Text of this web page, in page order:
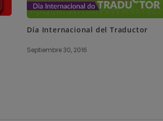
Día Internacional del Traductor
Septiembre 30, 2016